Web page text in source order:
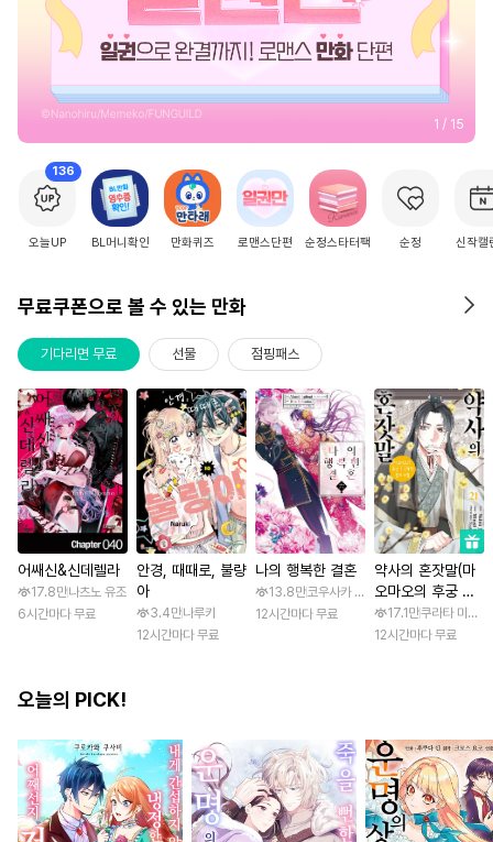
2 / 15
136
오늘UP BL머니확인 만화퀴즈 로맨스단편 순정스타터팩 순정 신작캘
무료쿠폰으로 볼 수 있는 만화
기다리면 무료 선물 점핑패스
어쌔신&신데렐라
17.8만나츠노 유조
6시간마다 무료
안경, 때때로, 불량
아
3.4만나루키
12시간마다 무료
나의 행복한 결혼
13.8만코우사카 리토 / 아기토기 아쿠미
12시간마다 무료
약사의 혼잣말(마
오마오의 후궁 수
수께끼 풀이수첩)
17.1만쿠라타 미노
12시간마다 무료
오늘의 PICK!